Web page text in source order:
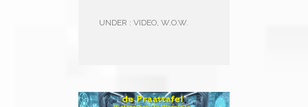
UNDER : VIDEO W.O.W.